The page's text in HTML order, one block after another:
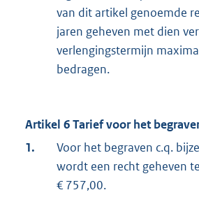
van dit artikel genoemde
jaren geheven met dien
verlengingstermijn
bedragen.
Artikel 6 Tarief voor het
1.
Voor het begraven c.q.
wordt een recht geheven
€ 757,00.